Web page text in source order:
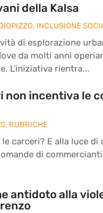
della Kalsa
, INCLUSIONE
di esplorazione
da molti anni
L’iniziativa rientra...
non incentiva le
, RUBRICHE
carceri? E alla luce
di
antidoto alla